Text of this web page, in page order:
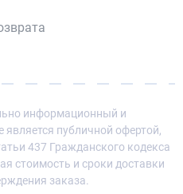
информационный и
публичной офертой,
437 Гражданского кодекса
стоимость и сроки доставки
заказа.